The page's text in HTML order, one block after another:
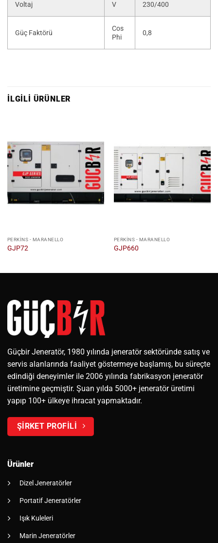
Voltaj V 230/400
Güç Faktörü
Cos
Phi
0,8
İLGILI ÜRÜNLER
PERKINS - MARANELLO
GJP72
PERKINS - MARANELLO
GJP660
Güçbir Jeneratör, 1980 yılında jeneratör sektöründe satış ve
servis alanlarında faaliyet göstermeye başlamış, bu süreçte
edindiği deneyimler ile 2006 yılında fabrikasyon jeneratör
üretimine geçmiştir. Şuan yılda 5000+ jeneratör üretimi
yapıp 100+ ülkeye ihracat yapmaktadır.
ŞİRKET PROFİLİ
Ürünler
Dizel Jeneratörler
Portatif Jeneratörler
Işık Kuleleri
Marin Jeneratörler